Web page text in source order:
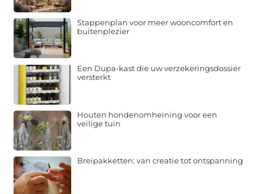
Stappenplan voor meer wooncomfort en
buitenplezier
Een Dupa-kast die uw verzekeringsdossier
versterkt
Houten hondenomheining voor een
veilige tuin
Breipakketten: van creatie tot ontspanning